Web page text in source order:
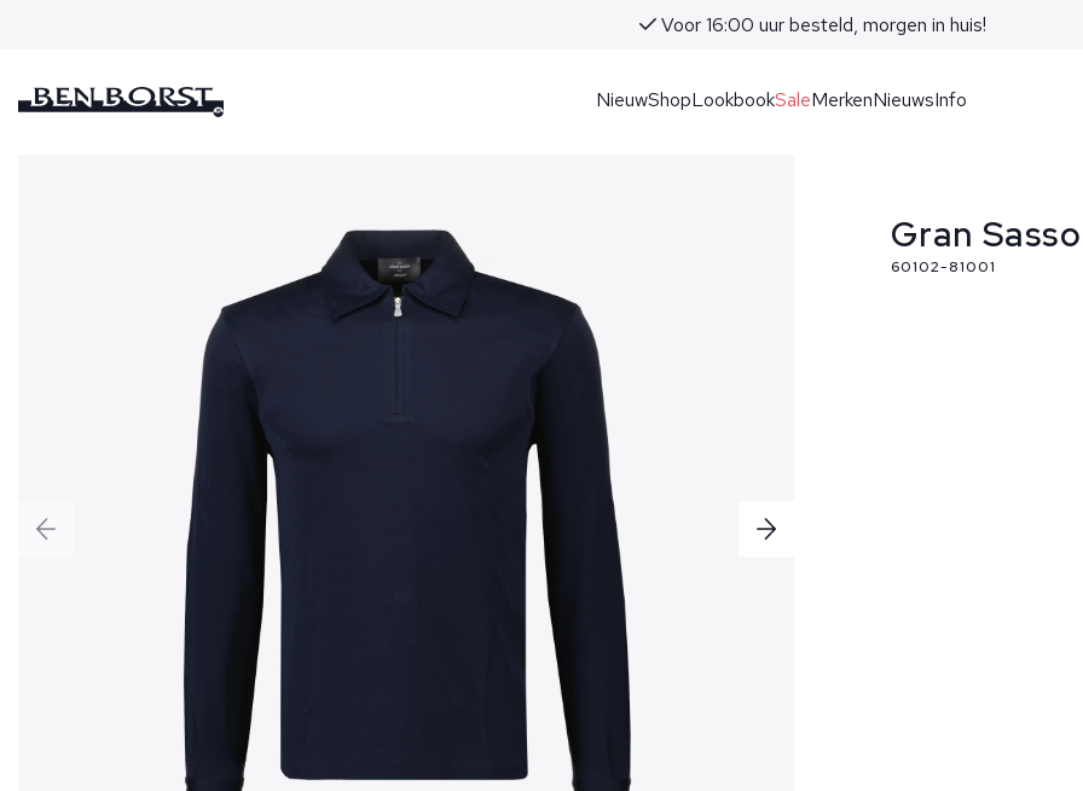
Voor 16:00 uur besteld, morgen in huis!
NieuwShopLookbookSaleMerkenNieuwsInfo
Gran
60102-81001